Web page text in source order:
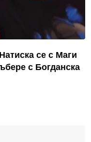
се с Маги
с Богданска